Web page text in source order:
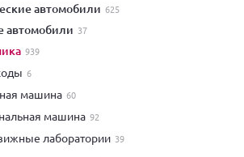
автомобили 625
автомобили 37
939
6
машина 60
машина 92
лаборатории 39